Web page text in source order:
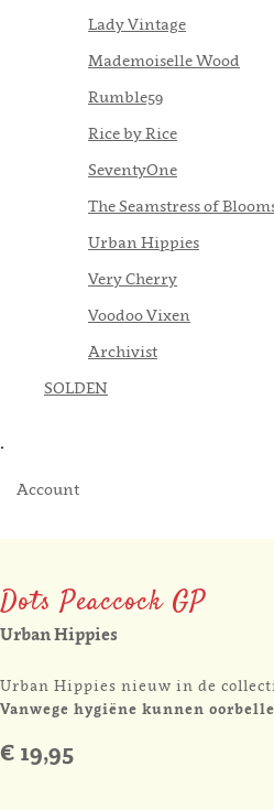
Lady Vintage
Mademoiselle Wood
Rumble59
Rice by Rice
SeventyOne
The Seamstress of
Urban Hippies
Very Cherry
Voodoo Vixen
Archivist
SOLDEN
.
Account
Dots Peaccock GP
Urban Hippies
Urban Hippies nieuw in de
Vanwege hygiëne kunnen
€ 19,95